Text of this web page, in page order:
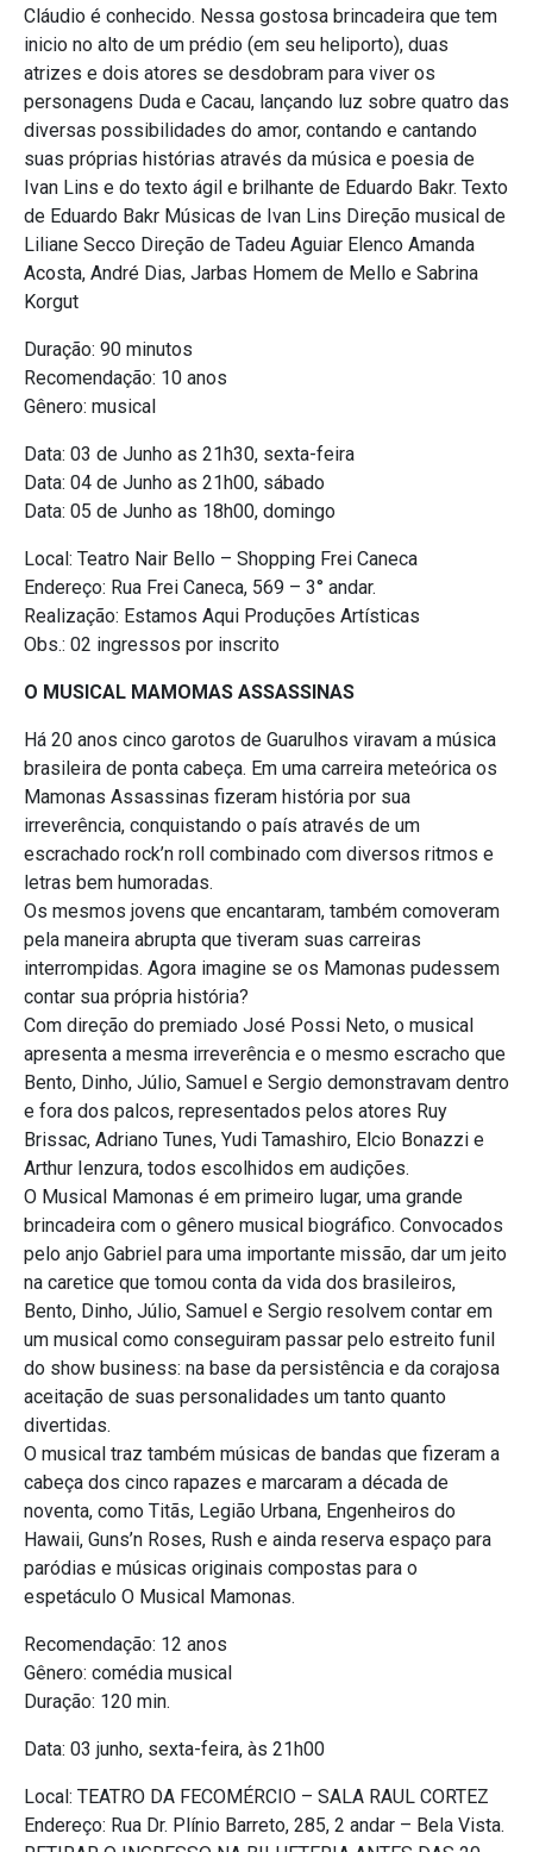
Cláudio é conhecido. Nessa gostosa brincadeira que tem
inicio no alto de um prédio (em seu heliporto), duas
atrizes e dois atores se desdobram para viver os
personagens Duda e Cacau, lançando luz sobre quatro das
diversas possibilidades do amor, contando e cantando
suas próprias histórias através da música e poesia de
Ivan Lins e do texto ágil e brilhante de Eduardo Bakr. Texto
de Eduardo Bakr Músicas de Ivan Lins Direção musical de
Liliane Secco Direção de Tadeu Aguiar Elenco Amanda
Acosta, André Dias, Jarbas Homem de Mello e Sabrina
Korgut
Duração: 90 minutos
Recomendação: 10 anos
Gênero: musical
Data: 03 de Junho as 21h30, sexta-feira
Data: 04 de Junho as 21h00, sábado
Data: 05 de Junho as 18h00, domingo
Local: Teatro Nair Bello – Shopping Frei Caneca
Endereço: Rua Frei Caneca, 569 – 3° andar.
Realização: Estamos Aqui Produções Artísticas
Obs.: 02 ingressos por inscrito
O MUSICAL MAMOMAS ASSASSINAS
Há 20 anos cinco garotos de Guarulhos viravam a música
brasileira de ponta cabeça. Em uma carreira meteórica os
Mamonas Assassinas fizeram história por sua
irreverência, conquistando o país através de um
escrachado rock’n roll combinado com diversos ritmos e
letras bem humoradas.
Os mesmos jovens que encantaram, também comoveram
pela maneira abrupta que tiveram suas carreiras
interrompidas. Agora imagine se os Mamonas pudessem
contar sua própria história?
Com direção do premiado José Possi Neto, o musical
apresenta a mesma irreverência e o mesmo escracho que
Bento, Dinho, Júlio, Samuel e Sergio demonstravam dentro
e fora dos palcos, representados pelos atores Ruy
Brissac, Adriano Tunes, Yudi Tamashiro, Elcio Bonazzi e
Arthur Ienzura, todos escolhidos em audições.
O Musical Mamonas é em primeiro lugar, uma grande
brincadeira com o gênero musical biográfico. Convocados
pelo anjo Gabriel para uma importante missão, dar um jeito
na caretice que tomou conta da vida dos brasileiros,
Bento, Dinho, Júlio, Samuel e Sergio resolvem contar em
um musical como conseguiram passar pelo estreito funil
do show business: na base da persistência e da corajosa
aceitação de suas personalidades um tanto quanto
divertidas.
O musical traz também músicas de bandas que fizeram a
cabeça dos cinco rapazes e marcaram a década de
noventa, como Titãs, Legião Urbana, Engenheiros do
Hawaii, Guns’n Roses, Rush e ainda reserva espaço para
paródias e músicas originais compostas para o
espetáculo O Musical Mamonas.
Recomendação: 12 anos
Gênero: comédia musical
Duração: 120 min.
Data: 03 junho, sexta-feira, às 21h00
Local: TEATRO DA FECOMÉRCIO – SALA RAUL CORTEZ
Endereço: Rua Dr. Plínio Barreto, 285, 2 andar – Bela Vista.